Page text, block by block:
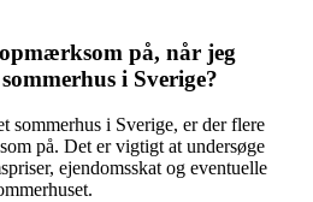
på, når jeg
i Sverige?
sommerhus i Sverige, er der flere
på. Det er vigtigt at undersøge
ejendomsskat og eventuelle